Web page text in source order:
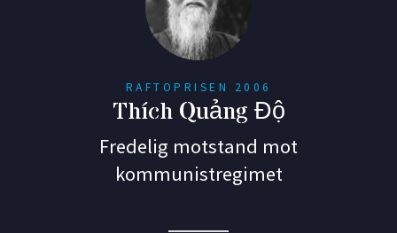
RAFTOPRISEN 2006
Thích Quảng Độ
Fredelig motstand mot
kommunistregimet